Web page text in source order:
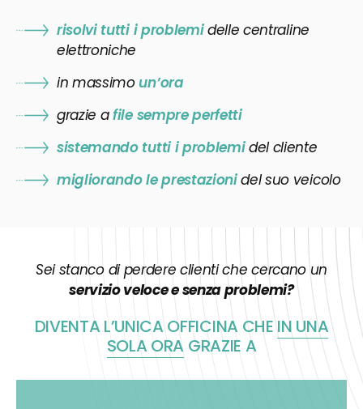
risolvi tutti i problemidelle centraline
elettroniche
in massimoun’ora
grazie afile sempre perfetti
sistemando tutti i problemidel cliente
migliorando le prestazionidel suo veicolo
Sei stanco di perdere clienti che cercano un
servizio veloce e senza problemi?
DIVENTA L’UNICA OFFICINA CHEIN UNA
SOLA ORA GRAZIE A